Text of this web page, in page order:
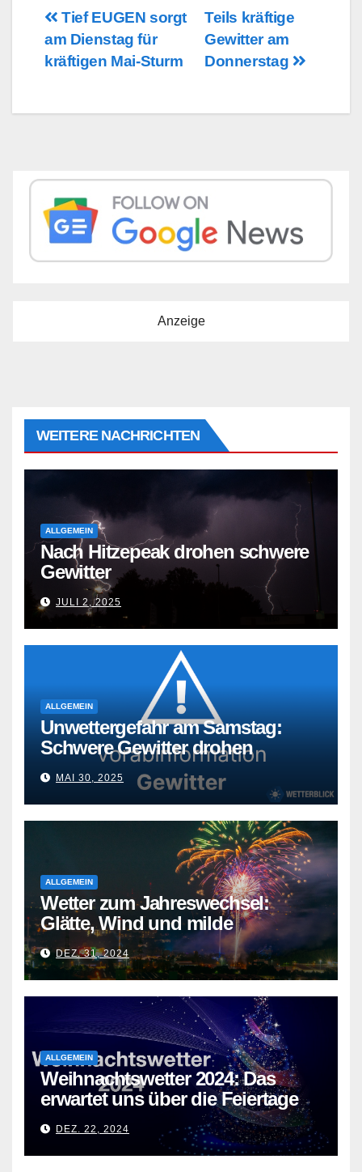
Beitragsnavigation
Teils kräftige
Gewitter am
Donnerstag
Tief EUGEN sorgt
am Dienstag für
kräftigen Mai-Sturm
Anzeige
WEITERE NACHRICHTEN
ALLGEMEIN
Nach Hitzepeak drohen schwere
Gewitter
JULI 2, 2025
ALLGEMEIN
Unwettergefahr am Samstag:
Schwere Gewitter drohen
MAI 30, 2025
ALLGEMEIN
Wetter zum Jahreswechsel:
Glätte, Wind und milde
Temperaturen
DEZ. 31, 2024
ALLGEMEIN
Weihnachtswetter 2024: Das
erwartet uns über die Feiertage
DEZ. 22, 2024